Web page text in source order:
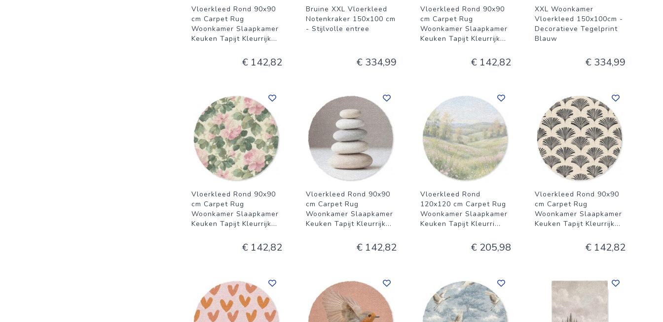
Vloerkleed Rond 90x90
cm Carpet Rug
Woonkamer Slaapkamer
Keuken Tapijt Kleurrijk...
€ 142,82
Bruine XXL Vloerkleed
Notenkraker 150x100 cm
- Stijlvolle entree
€ 334,99
Vloerkleed Rond 90x90
cm Carpet Rug
Woonkamer Slaapkamer
Keuken Tapijt Kleurrijk...
€ 142,82
XXL Woonkamer
Vloerkleed 150x100cm -
Decoratieve Tegelprint
Blauw
€ 334,99
Vloerkleed Rond 90x90
cm Carpet Rug
Woonkamer Slaapkamer
Keuken Tapijt Kleurrijk...
€ 142,82
Vloerkleed Rond 90x90
cm Carpet Rug
Woonkamer Slaapkamer
Keuken Tapijt Kleurrijk...
€ 142,82
Vloerkleed Rond
120x120 cm Carpet Rug
Woonkamer Slaapkamer
Keuken Tapijt Kleurri...
€ 205,98
Vloerkleed Rond 90x90
cm Carpet Rug
Woonkamer Slaapkamer
Keuken Tapijt Kleurrijk...
€ 142,82